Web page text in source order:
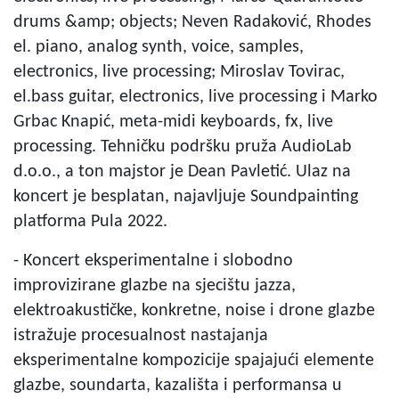
drums &amp; objects; Neven Radaković, Rhodes
el. piano, analog synth, voice, samples,
electronics, live processing; Miroslav Tovirac,
el.bass guitar, electronics, live processing i Marko
Grbac Knapić, meta-midi keyboards, fx, live
processing. Tehničku podršku pruža AudioLab
d.o.o., a ton majstor je Dean Pavletić. Ulaz na
koncert je besplatan, najavljuje Soundpainting
platforma Pula 2022.
- Koncert eksperimentalne i slobodno
improvizirane glazbe na sjecištu jazza,
elektroakustičke, konkretne, noise i drone glazbe
istražuje procesualnost nastajanja
eksperimentalne kompozicije spajajući elemente
glazbe, soundarta, kazališta i performansa u